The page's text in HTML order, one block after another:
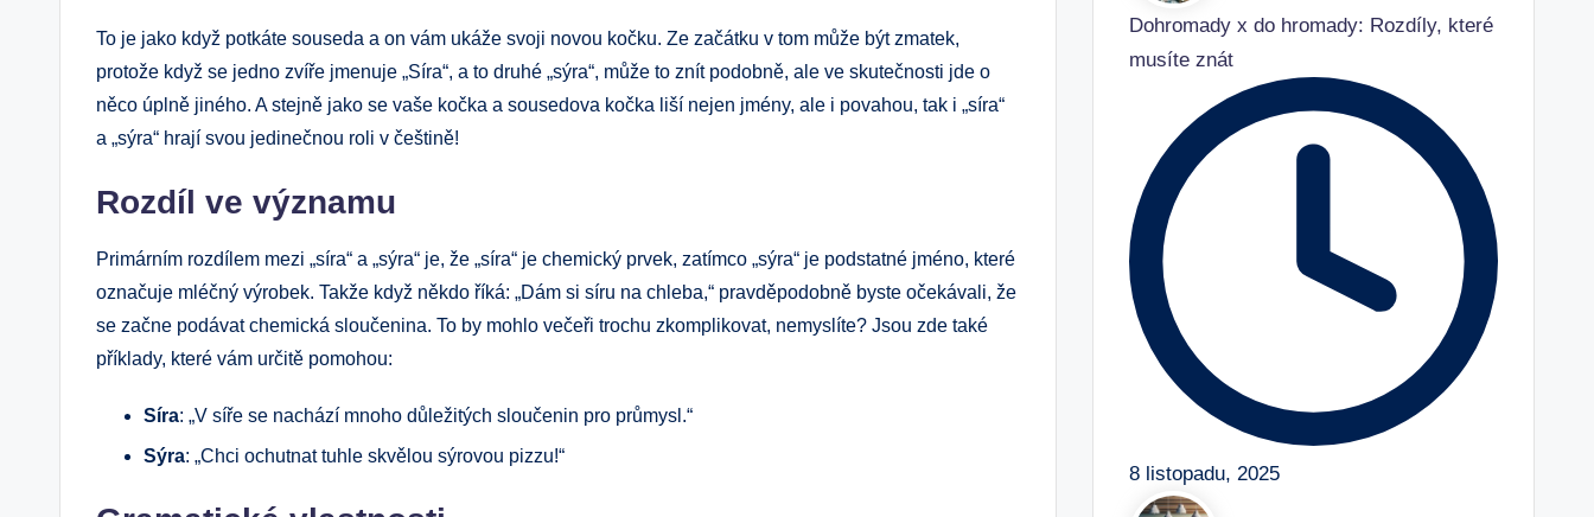
To je jako když potkáte souseda a on vám ukáže svoji novou kočku. Ze začátku v tom může být zmatek,
protože když se jedno zvíře jmenuje „Síra“, a to druhé „sýra“, může to znít podobně, ale ve skutečnosti jde o
něco úplně jiného. A stejně jako se vaše kočka a sousedova kočka liší nejen jmény, ale i povahou, tak i „síra“
a „sýra“ hrají svou jedinečnou roli v češtině!
Rozdíl ve významu
Primárním rozdílem mezi „síra“ a „sýra“ je, že „síra“ je chemický prvek, zatímco „sýra“ je podstatné jméno, které
označuje mléčný výrobek. Takže když někdo říká: „Dám si síru na chleba,“ pravděpodobně byste očekávali, že
se začne podávat chemická sloučenina. To by mohlo večeři trochu zkomplikovat, nemyslíte? Jsou zde také
příklady, které vám určitě pomohou:
Síra: „V síře se nachází mnoho důležitých sloučenin pro průmysl.“
Sýra: „Chci ochutnat tuhle skvělou sýrovou pizzu!“
Dohromady x do hromady: Rozdíly, které
musíte znát
8 listopadu, 2025